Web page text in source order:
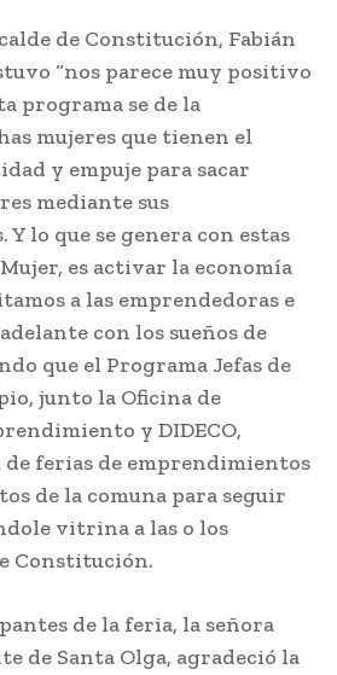
de Constitución, Fabián
“nos parece muy positivo
programa se de la
mujeres que tienen el
y empuje para sacar
mediante sus
lo que se genera con estas
es activar la economía
a las emprendedoras e
con los sueños de
que el Programa Jefas de
junto la Oficina de
y DIDECO,
ferias de emprendimientos
de la comuna para seguir
vitrina a las o los
Constitución.
de la feria, la señora
de Santa Olga, agradeció la